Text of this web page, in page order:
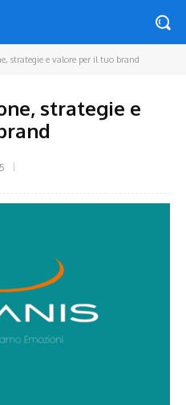
strategie e valore per il tuo brand
strategie e